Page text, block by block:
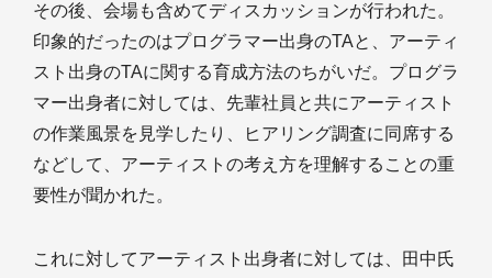
その後、会場も含めてディスカッションが行われた。
印象的だったのはプログラマー出身のTAと、アーティ
スト出身のTAに関する育成方法のちがいだ。プログラ
マー出身者に対しては、先輩社員と共にアーティスト
の作業風景を見学したり、ヒアリング調査に同席する
などして、アーティストの考え方を理解することの重
要性が聞かれた。
これに対してアーティスト出身者に対しては、田中氏